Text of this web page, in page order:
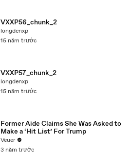
VXXP56_chunk_2
longdenxp
15 năm trước
VXXP57_chunk_2
longdenxp
15 năm trước
Former Aide Claims She Was Asked to
Make a ‘Hit List’ For Trump
Veuer
3 năm trước